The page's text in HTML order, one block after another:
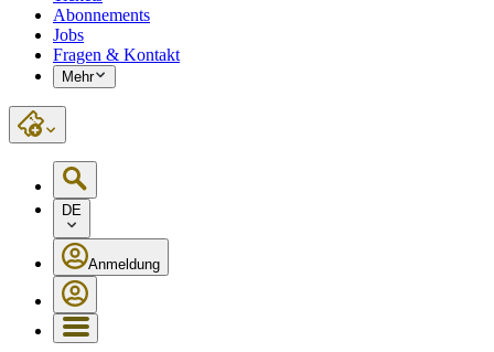
Abonnements
Jobs
Fragen & Kontakt
Mehr
DE
Anmeldung